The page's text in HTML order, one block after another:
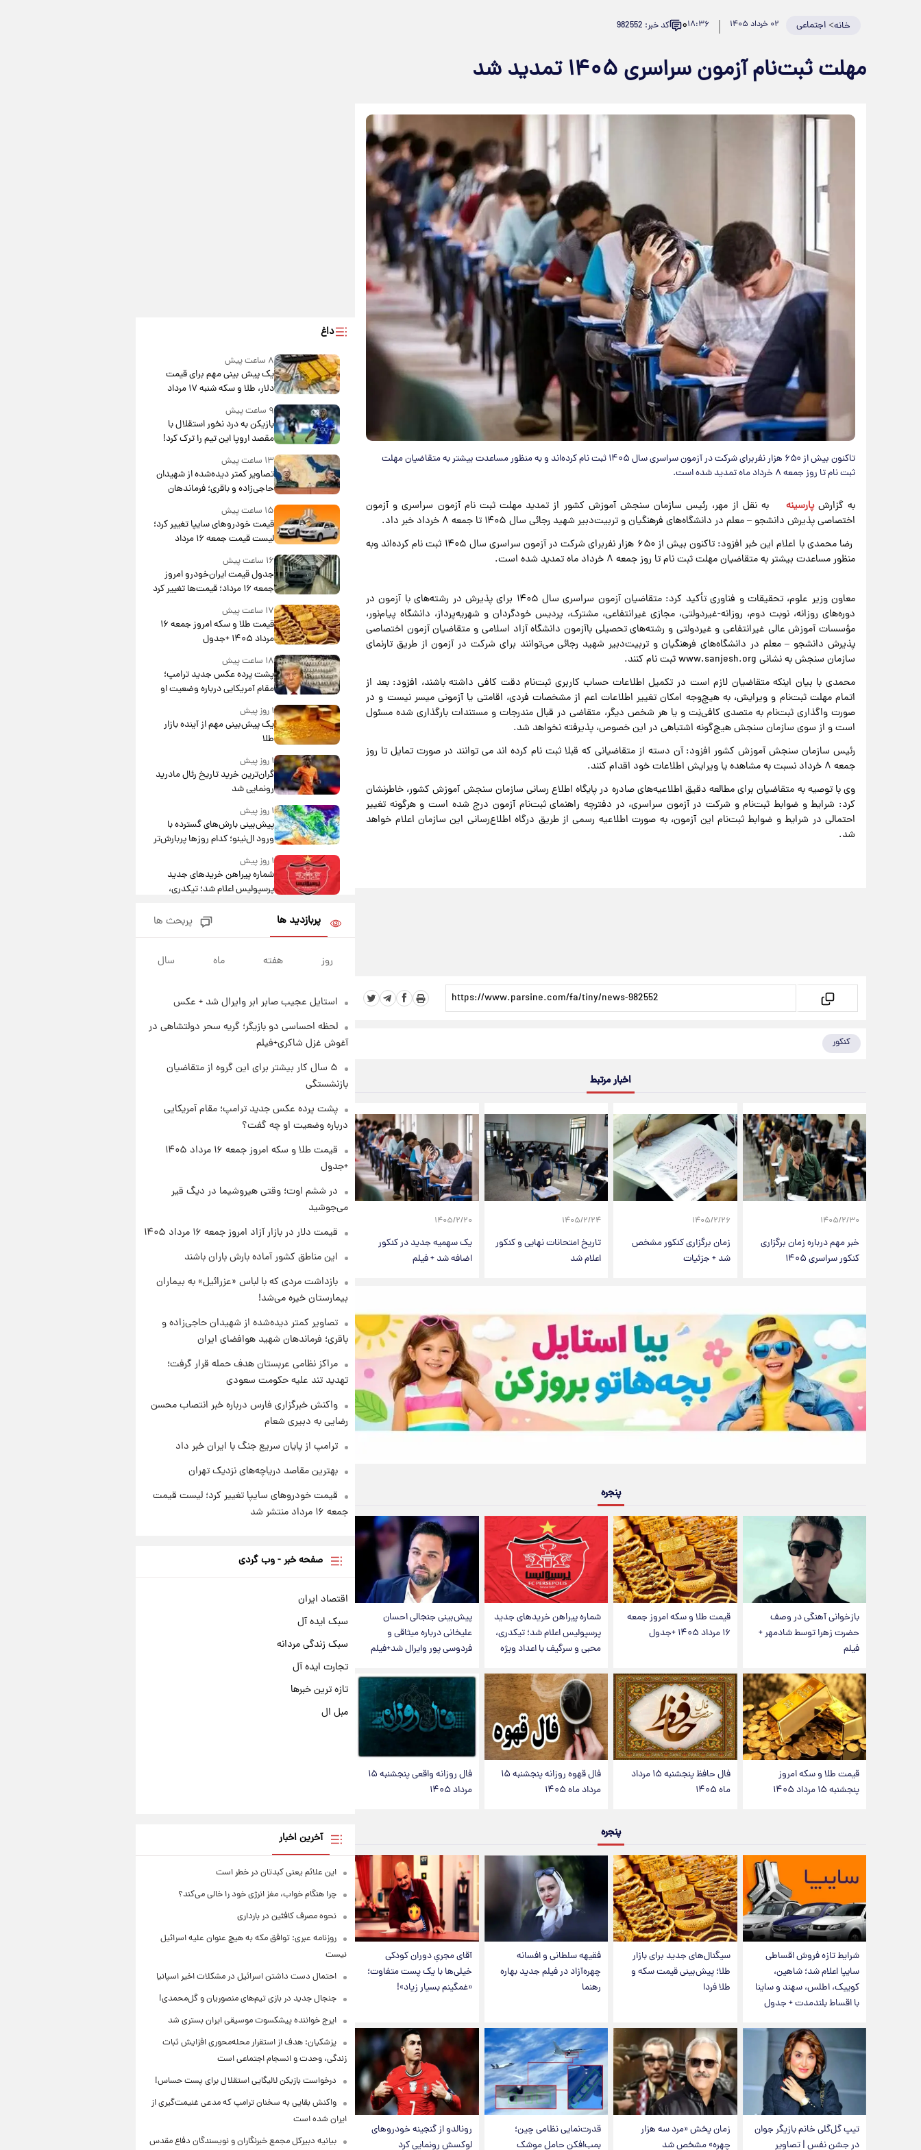
خانه>اجتماعی ۰۲ خرداد ۱۴۰۵ ۱۸:۳۶۰ کد خبر: 982552
مهلت ثبت‌نام آزمون سراسری ۱۴۰۵ تمدید شد
تاکنون بیش از ۶۵۰ هزار نفربرای شرکت در آزمون سراسری سال ۱۴۰۵ ثبت نام کرده‌اند و به منظور مساعدت بیشتر به متقاضیان مهلت
ثبت نام تا روز جمعه ۸ خرداد ماه تمدید شده است.
به گزارش پارسینه به نقل از مهر، رئیس سازمان سنجش آموزش کشور از تمدید مهلت ثبت نام آزمون سراسری و آزمون
اختصاصی پذیرش دانشجو – معلم در دانشگاه‌های فرهنگیان و تربیت‌دبیر شهید رجائی سال‌ ۱۴۰۵ تا جمعه ۸ خرداد خبر داد.
رضا محمدی با اعلام این خبر افزود: تاکنون بیش از ۶۵۰ هزار نفربرای شرکت در آزمون سراسری سال ۱۴۰۵ ثبت نام کرده‌اند وبه
منظور مساعدت بیشتر به متقاضیان مهلت ثبت نام تا روز جمعه ۸ خرداد ماه تمدید شده است.
معاون وزیر علوم، تحقیقات و فناوری تأکید کرد: متقاضیان آزمون‌ سراسری‌ سال ۱۴۰۵ برای‌ پذیرش در رشته‌های با آزمون در
دوره‌های‌ روزانه، نوبت ‌دوم، روزانه-غیردولتی، مجازی غیرانتفاعی، مشترک، پردیس خودگردان و شهریه‌پرداز، دانشگاه‌ پیام‌نور،
مؤسسات‌ آموزش‌ عالی‌ غیرانتفاعی‌ و غیردولتی و رشته‌های تحصیلی باآزمون دانشگاه آزاد اسلامی و متقاضیان آزمون اختصاصی
پذیرش دانشجو – معلم در دانشگاه‌های فرهنگیان و تربیت‌دبیر شهید رجائی می‌توانند برای شرکت در آزمون از طریق تارنمای
سازمان سنجش به نشانی www.sanjesh.org ثبت نام کنند.
محمدی با بیان اینکه متقاضیان لازم است در تکمیل اطلاعات حساب کاربری ثبت‌نام دقت کافی داشته باشند، افزود: بعد از
اتمام مهلت ثبت‌نام و ویرایش، به هیچ‌وجه امکان تغییر اطلاعات اعم از مشخصات فردی، اقامتی یا آزمونی میسر نیست و در
صورت واگذاری ثبت‌نام به متصدی کافی‌نِت و یا هر شخص دیگر، متقاضی در قبال مندرجات و مستندات بارگذاری شده مسئول
است و از سوی سازمان سنجش هیچ‌گونه اشتباهی در این خصوص، پذیرفته نخواهد شد.
رئیس سازمان سنجش آموزش کشور افزود: آن دسته از متقاضیانی که قبلا ثبت نام کرده اند می توانند در صورت تمایل تا روز
جمعه ۸ خرداد نسبت به مشاهده یا ویرایش اطلاعات خود اقدام کنند.
وی با توصیه به متقاضیان برای مطالعه دقیق اطلاعیه‌های صادره در پایگاه اطلاع رسانی سازمان سنجش آموزش کشور، خاطرنشان
کرد: شرایط و ضوابط ثبت‌نام و شرکت در آزمون سراسری، در دفترچه راهنمای ثبت‌نام آزمون درج شده است و هرگونه‌ تغییر
احتمالی در شرایط و ضوابط ثبت‌نام این آزمون، به صورت اطلاعیه رسمی از طریق‌ درگاه اطلاع‌رسانی این سازمان ‌اعلام ‌خواهد
شد.
کنکور
اخبار مرتبط
۱۴۰۵/۲/۳۰
خبر مهم درباره زمان برگزاری
کنکور سراسری ۱۴۰۵
۱۴۰۵/۲/۲۶
زمان برگزاری کنکور مشخص
شد + جزئیات
۱۴۰۵/۲/۲۴
تاریخ امتحانات نهایی و کنکور
اعلام شد
۱۴۰۵/۲/۲۰
یک سهمیه جدید در کنکور
اضافه شد + فیلم
پنجره
بازخوانی آهنگی در وصف
حضرت زهرا توسط شادمهر +
فیلم
قیمت طلا و سکه امروز جمعه
۱۶ مرداد ۱۴۰۵ +جدول
شماره پیراهن خریدهای جدید
پرسپولیس اعلام شد؛ تیکدری،
محبی و سرگیف با اعداد ویژه
پیش‌بینی جنجالی احسان
علیخانی درباره میثاقی و
فردوسی پور وایرال شد+فیلم
قیمت طلا و سکه امروز
پنجشنبه ۱۵ مرداد ۱۴۰۵
فال حافظ پنجشنبه ۱۵ مرداد
ماه ۱۴۰۵
فال قهوه روزانه پنجشنبه ۱۵
مرداد ماه ۱۴۰۵
فال روزانه واقعی پنجشنبه ۱۵
مرداد ۱۴۰۵
پنجره
شرایط تازه فروش اقساطی
سایپا اعلام شد؛ شاهین،
کوییک، اطلس، سهند و ساینا
با اقساط بلندمدت + جدول
سیگنال‌های جدید برای بازار
طلا؛ پیش‌بینی قیمت سکه و
طلا فردا
فقیهه سلطانی و افسانه
چهره‌آزاد در فیلم جدید بهاره
رهنما
آقای مجریِ دوران کودکی
خیلی‌ها با یک پست متفاوت؛
«غمگینم بسیار زیاد»!
تیپ گل‌گلی خانم بازیگر جوان
در جشن نفس | تصاویر
زمان پخش «مرد سه هزار
چهره» مشخص شد
قدرت‌نمایی نظامی چین؛
بمب‌افکن حامل موشک
رونالدو از گنجینه خودروهای
لوکسش رونمایی کرد
داغ
۸ ساعت پیش
یک پیش ‌بینی مهم برای قیمت
دلار، طلا و سکه شنبه ۱۷ مرداد
۹ ساعت پیش
بازیکن به درد نخور استقلال با
مقصد اروپا این تیم را ترک کرد!
۱۳ ساعت پیش
تصاویر کمتر دیده‌شده از شهیدان
حاجی‌زاده و باقری؛ فرماندهان
شهید هوافضای ایران
۱۵ ساعت پیش
قیمت خودروهای سایپا تغییر کرد؛
لیست قیمت جمعه ۱۶ مرداد
منتشر شد
۱۶ ساعت پیش
جدول قیمت ایران‌خودرو امروز
جمعه ۱۶ مرداد؛ قیمت‌ها تغییر کرد
۱۷ ساعت پیش
قیمت طلا و سکه امروز جمعه ۱۶
مرداد ۱۴۰۵ +جدول
۱۸ ساعت پیش
پشت پرده عکس جدید ترامپ؛
مقام آمریکایی درباره وضعیت او
چه گفت؟
۱ روز پیش
یک پیش‌بینی مهم از آینده بازار
طلا
۱ روز پیش
گران‌ترین خرید تاریخ رئال مادرید
رونمایی شد
۱ روز پیش
پیش‌بینی بارش‌های گسترده با
ورود ال‌نینو؛ کدام روزها پربارش‌تر
خواهند بود؟
۱ روز پیش
شماره پیراهن خریدهای جدید
پرسپولیس اعلام شد؛ تیکدری،
جزئیات فعال‌سازی «کیف پول
ایران» اعلام شد+فیلم
۱ روز پیش
۱۵ مرداد ۱۴۰۵ +جدول
قیمت طلا و سکه امروز پنجشنبه
۱۵ مرداد ۱۴۰۵
شارژ جدید کالابرگ برای سه
پربازدید ها پربحث ها
روز هفته ماه سال
استایل عجیب صابر ابر وایرال شد + عکس
لحظه احساسی دو بازیگر؛ گریه سحر دولتشاهی در
آغوش غزل شاکری+فیلم
۵ سال کار بیشتر برای این گروه از متقاضیان
بازنشستگی
پشت پرده عکس جدید ترامپ؛ مقام آمریکایی
درباره وضعیت او چه گفت؟
قیمت طلا و سکه امروز جمعه ۱۶ مرداد ۱۴۰۵
+جدول
در ششم اوت؛ وقتی هیروشیما در دیگ قیر
می‌جوشید
قیمت دلار در بازار آزاد امروز جمعه ۱۶ مرداد ۱۴۰۵
این مناطق کشور آماده بارش باران باشند
بازداشت مردی که با لباس «عزرائیل» به بیماران
بیمارستان خیره می‌شد!
تصاویر کمتر دیده‌شده از شهیدان حاجی‌زاده و
باقری؛ فرماندهان شهید هوافضای ایران
مراکز نظامی عربستان هدف حمله قرار گرفت؛
تهدید تند علیه حکومت سعودی
واکنش خبرگزاری فارس درباره خبر انتصاب محسن
رضایی به دبیری شعام
ترامپ از پایان سریع جنگ با ایران خبر داد
بهترین مقاصد دریاچه‌های نزدیک تهران
قیمت خودروهای سایپا تغییر کرد؛ لیست قیمت
جمعه ۱۶ مرداد منتشر شد
صفحه خبر - وب گردی
اقتصاد ایران
سبک ایده آل
سبک زندگی مردانه
تجارت ایده آل
تازه ترین خبرها
مبل ال
آخرین اخبار
این علائم یعنی کبدتان در خطر است
چرا هنگام خواب، مغز انرژی خود را خالی می‌کند؟
نحوه مصرف کافئین در بارداری
روزنامه عبری: توافق مکه به هیچ عنوان علیه اسرائیل
نیست
احتمال دست داشتن اسرائیل در مشکلات اخیر اسپانیا
جنجال جدید در بازی تیم‌های منصوریان و گل‌محمدی!
ایرج خواننده پیشکسوت موسیقی ایران بستری شد
پزشکیان: هدف از استقرار محله‌محوری افزایش ثبات
زندگی، وحدت و انسجام اجتماعی است
درخواست بازیکن لالیگایی استقلال برای پست حساس!
واکنش بقایی به سخنان ترامپ که مدعی غنیمت‌گیری از
ایران شده است
بیانیه دبیرکل مجمع خبرنگاران و نویسندگان دفاع مقدس